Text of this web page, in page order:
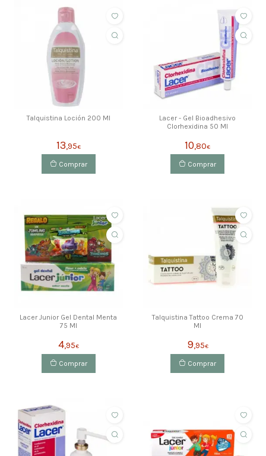
Talquistina Loción 200 Ml
13,95€
Comprar
Lacer - Gel Bioadhesivo
Clorhexidina 50 Ml
10,80€
Comprar
Lacer Junior Gel Dental Menta
75 Ml
4,95€
Comprar
Talquistina Tattoo Crema 70
Ml
9,95€
Comprar